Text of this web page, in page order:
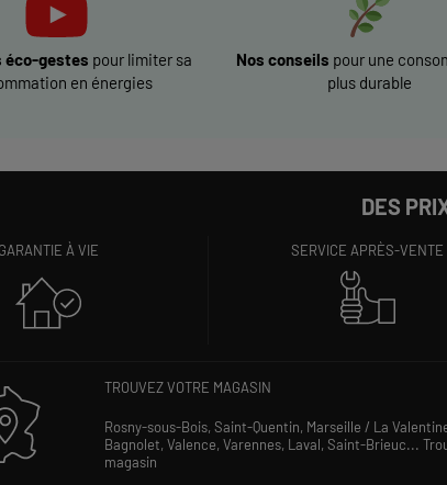
DEPOT PARIS - COIGNIERES
44 route Nationale 10
Numéro Plus d'infos
ELECTRO DEPOT PARIS - BAGNOLET
26 Avenue du Général de Gaulle
93170 Bagnolet
DEPOT PARIS - ROSNY SOUS
éco-gestes pour limiter sa
en énergies
Nos conseils pour une
plus durable
DES
GARANTIE À VIE SERVICE APRÈS-VENTE
TROUVEZ VOTRE MAGASIN
Rosny-sous-Bois,Saint-Quentin, Marseille / La
Bagnolet,Valence,Varennes, Laval,Saint-Brieuc...
magasin